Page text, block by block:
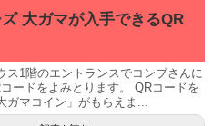
大ガマが入手できるQR
ス1階のエントランスでコンブさんに
ードをよみとります。 QRコードを
ガマコイン」がもらえま...